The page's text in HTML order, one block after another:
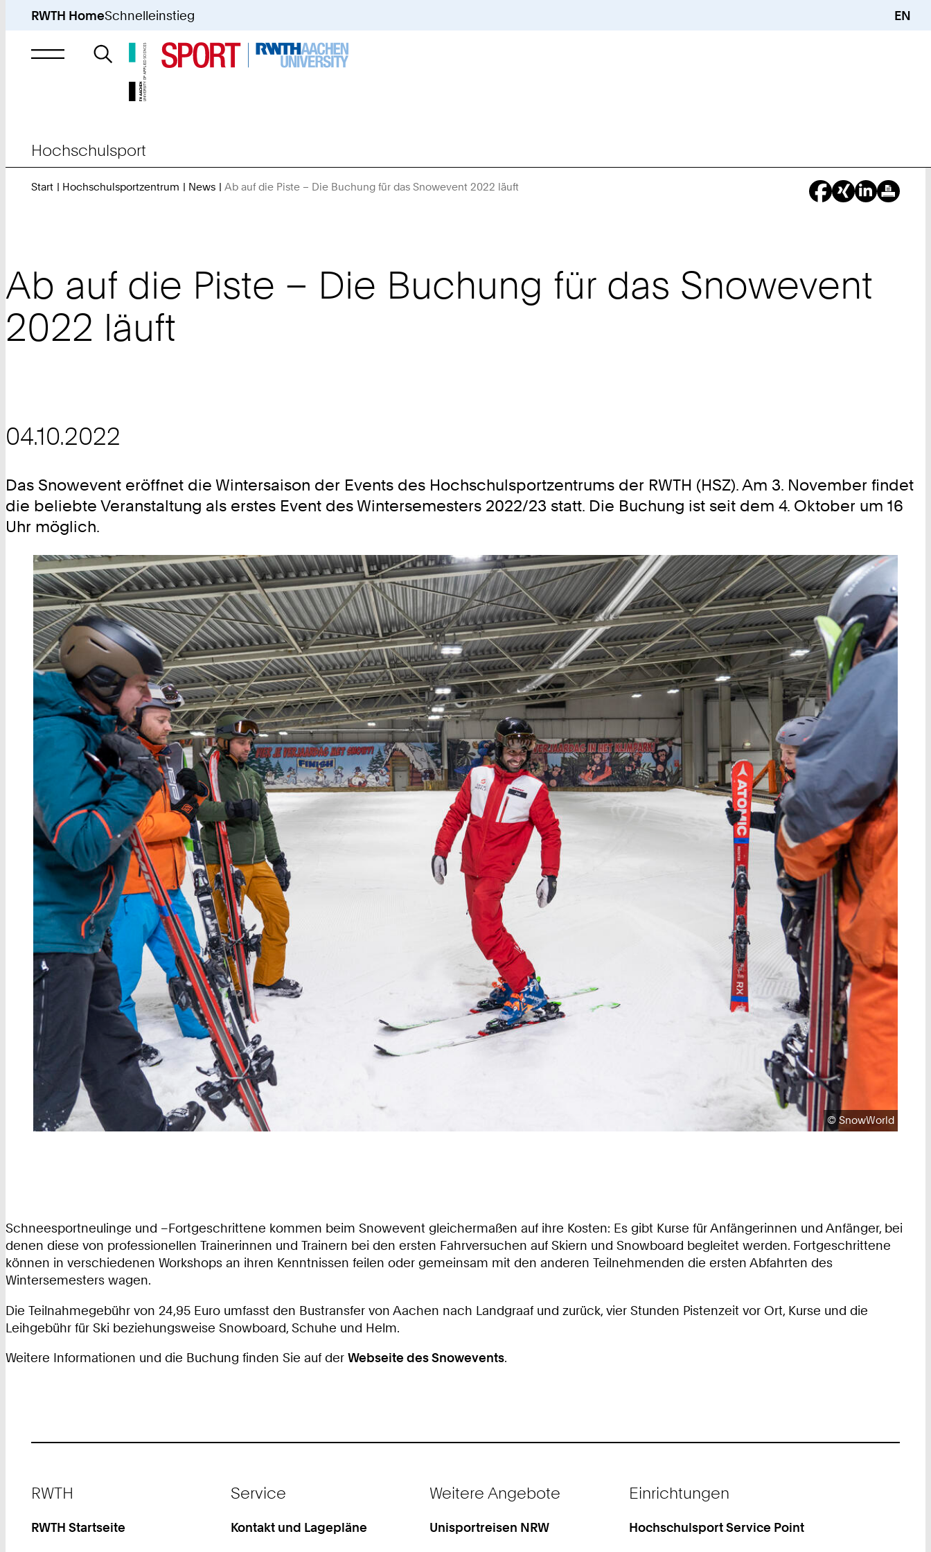
RWTH HomeSchnelleinstieg EN
Suche
nach
Hochschulsport
Start Hochschulsportzentrum News Ab auf die Piste – Die Buchung für das Snowevent 2022 läuft
Ab auf die Piste – Die Buchung für das Snowevent
2022 läuft
04.10.2022
Das Snowevent eröffnet die Wintersaison der Events des Hochschulsportzentrums der RWTH (HSZ). Am 3. November findet
die beliebte Veranstaltung als erstes Event des Wintersemesters 2022/23 statt. Die Buchung ist seit dem 4. Oktober um 16
Uhr möglich.
Urheberrecht:
©SnowWorld
Schneesportneulinge und –Fortgeschrittene kommen beim Snowevent gleichermaßen auf ihre Kosten: Es gibt Kurse für Anfängerinnen und Anfänger, bei
denen diese von professionellen Trainerinnen und Trainern bei den ersten Fahrversuchen auf Skiern und Snowboard begleitet werden. Fortgeschrittene
können in verschiedenen Workshops an ihren Kenntnissen feilen oder gemeinsam mit den anderen Teilnehmenden die ersten Abfahrten des
Wintersemesters wagen.
Die Teilnahmegebühr von 24,95 Euro umfasst den Bustransfer von Aachen nach Landgraaf und zurück, vier Stunden Pistenzeit vor Ort, Kurse und die
Leihgebühr für Ski beziehungsweise Snowboard, Schuhe und Helm.
Weitere Informationen und die Buchung finden Sie auf der Webseite des Snowevents.
RWTH
RWTH Startseite
Service
Kontakt und Lagepläne
Weitere Angebote
Unisportreisen NRW
Einrichtungen
Hochschulsport Service Point